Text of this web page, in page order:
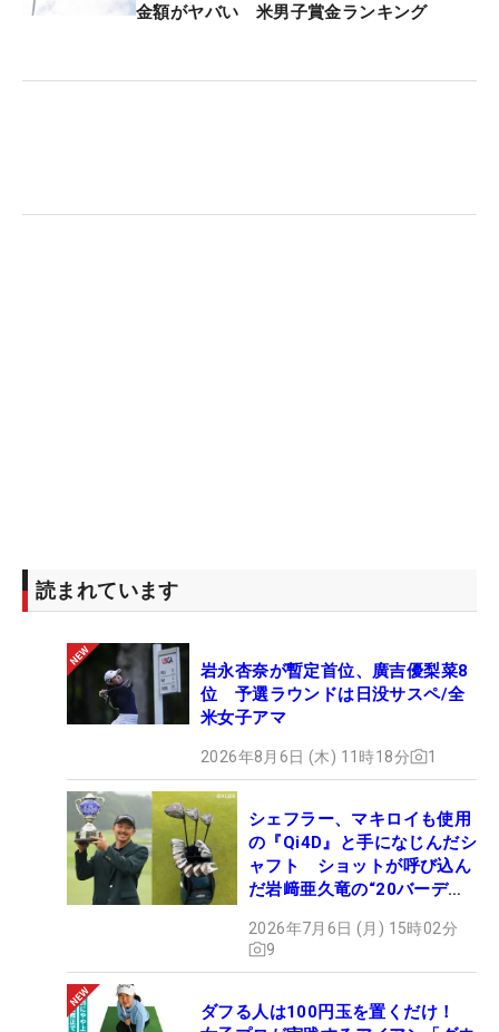
年プレミアムポイント（5パーセント増）に該当。
金額がヤバい 米男子賞金ランキング
読まれています
岩永杏奈が暫定首位、廣吉優梨菜8
位 予選ラウンドは日没サスペ/全
米女子アマ
2026年8月6日 (木) 11時18分 1
シェフラー、マキロイも使用
の『Qi4D』と手になじんだシ
ャフト ショットが呼び込ん
だ岩﨑亜久竜の“20バーデ
2026年7月6日 (月) 15時02分
9
ダフる人は100円玉を置くだけ！